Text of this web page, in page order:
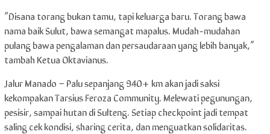
“Disana torang bukan tamu, tapi keluarga baru. Torang bawa
nama baik Sulut, bawa semangat mapalus. Mudah-mudahan
pulang bawa pengalaman dan persaudaraan yang lebih banyak,”
tambah Ketua Oktavianus.
Jalur Manado – Palu sepanjang 940+ km akan jadi saksi
kekompakan Tarsius Feroza Community. Melewati pegunungan,
pesisir, sampai hutan di Sulteng. Setiap checkpoint jadi tempat
saling cek kondisi, sharing cerita, dan menguatkan solidaritas.